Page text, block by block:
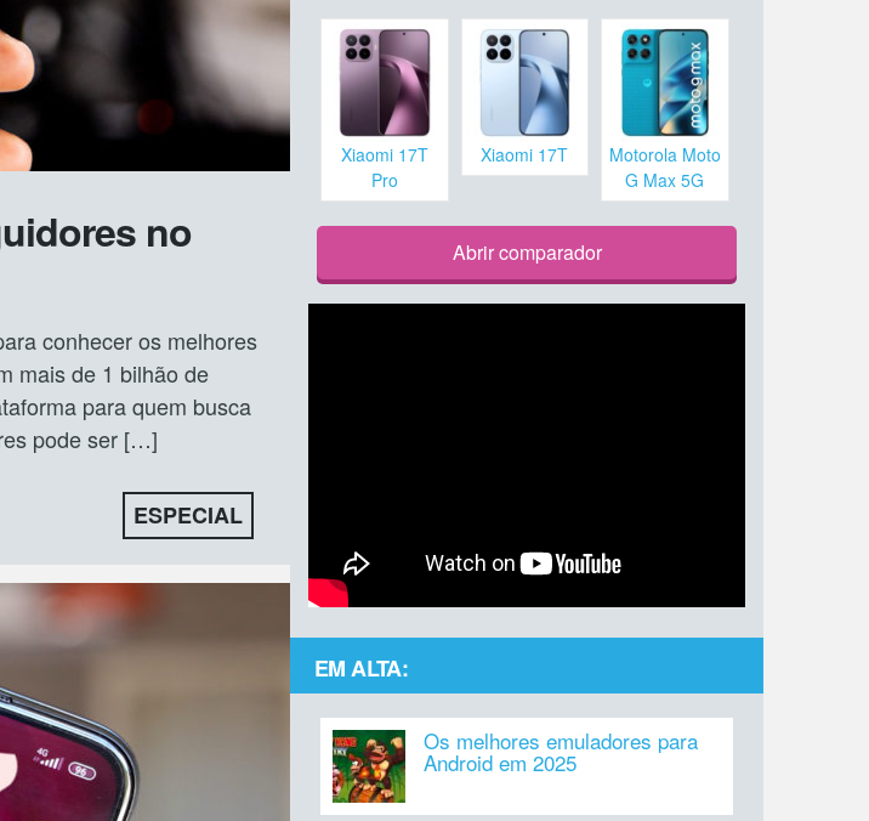
no
conhecer os melhores
mais de 1 bilhão de
para quem busca
pode ser […]
ESPECIAL
Xiaomi 17T
Pro
Xiaomi 17T
Motorola Moto
G Max 5G
Abrir comparador
EM ALTA:
Os melhores emuladores para
Android em 2025